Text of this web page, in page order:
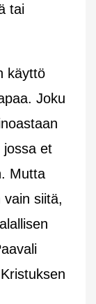
tai
käyttö
Joku
jossa et
Mutta
siitä,